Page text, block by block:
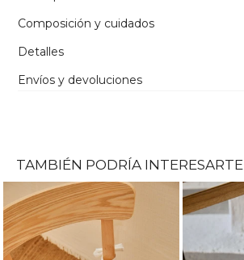
Composición y cuidados
Detalles
Envíos y devoluciones
TAMBIÉN PODRÍA INTERESARTE